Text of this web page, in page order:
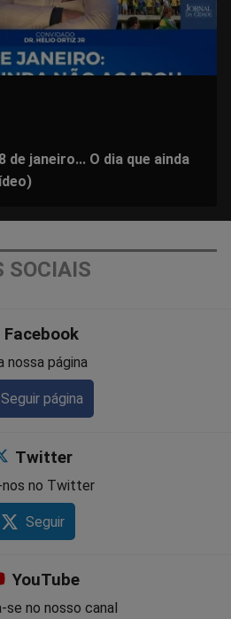
de janeiro... O dia que ainda
SOCIAIS
Facebook
nossa página
Seguir página
Twitter
nos no Twitter
Seguir
YouTube
se no nosso canal